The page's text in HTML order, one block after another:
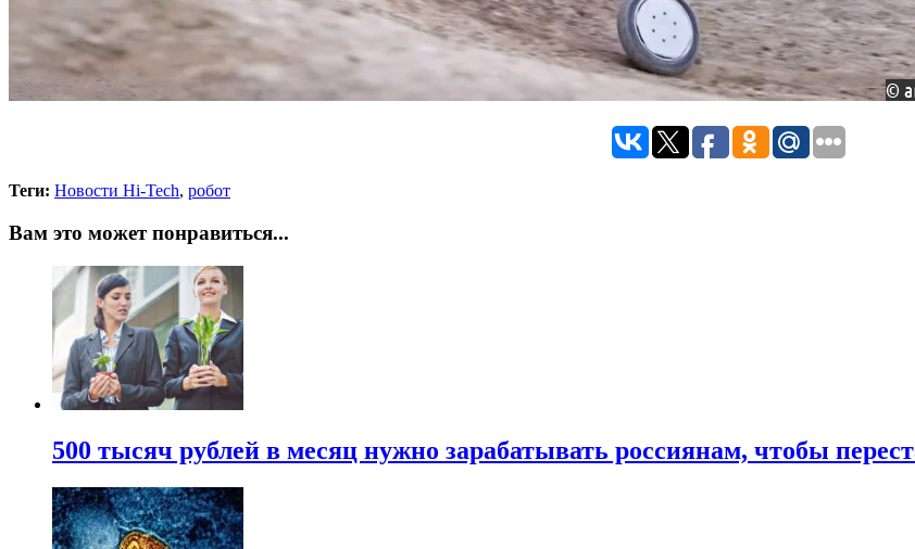
Теги: Новости Hi-Tech, робот
Вам это может понравиться...
500 тысяч рублей в месяц нужно зарабатывать россиянам, чтобы